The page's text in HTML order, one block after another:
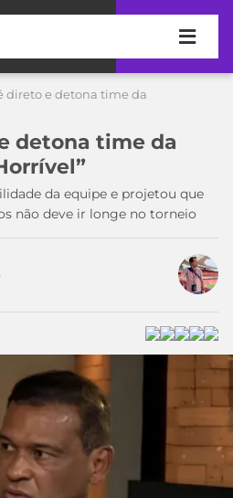
direto e detona time da
detona time da
da equipe e projetou que
não deve ir longe no torneio
autor